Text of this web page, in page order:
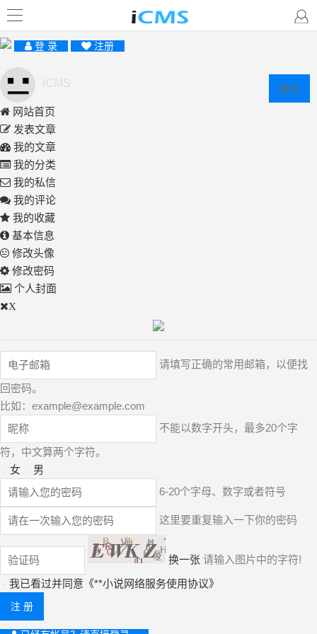
登 录 注册
登出
网站首页
发表文章
我的文章
我的分类
我的私信
我的评论
我的收藏
基本信息
修改头像
修改密码
个人封面
X
请填写正确的常用邮箱，以便找
回密码。
比如： example@example.com
不能以数字开头，最多20个字
符，中文算两个字符。
女
男
6-20个字母、数字或者符号
这里要重复输入一下你的密码
换一张 请输入图片中的字符!
我已看过并同意《**小说网络服务使用协议》
注 册